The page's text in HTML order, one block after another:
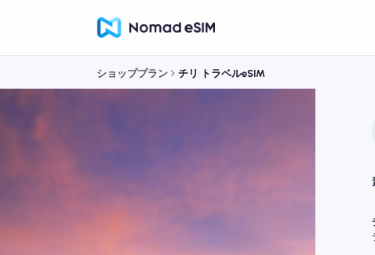
ショッププラン チリ トラベルeSIM